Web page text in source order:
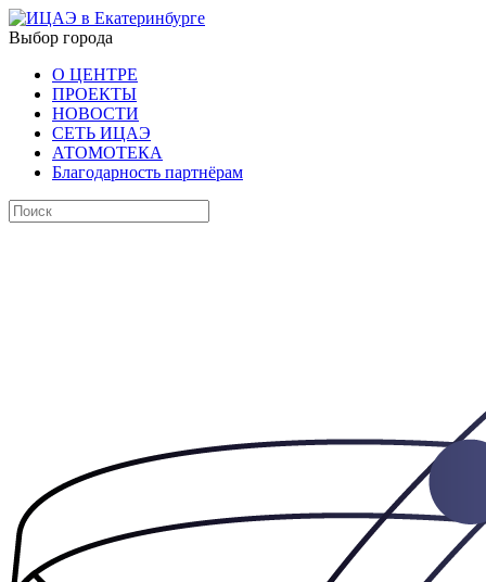
Выбор города
О ЦЕНТРЕ
ПРОЕКТЫ
НОВОСТИ
СЕТЬ ИЦАЭ
АТОМОТЕКА
Благодарность партнёрам